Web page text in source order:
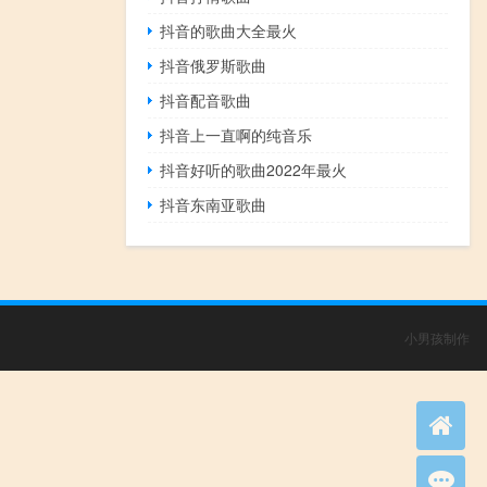
抖音的歌曲大全最火
抖音俄罗斯歌曲
抖音配音歌曲
抖音上一直啊的纯音乐
抖音好听的歌曲2022年最火
抖音东南亚歌曲
小男孩制作